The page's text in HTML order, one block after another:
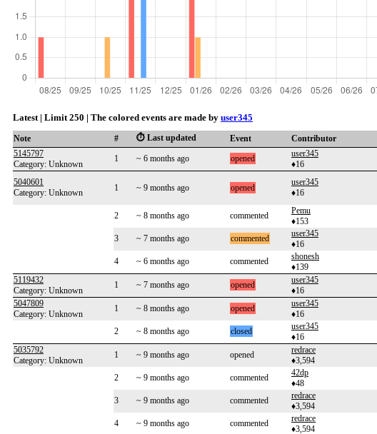
Latest | Limit 250 | The colored events are made by user345
Note # ⏱️ Last updated Event Contributor
5145797
Category: Unknown
1 ~ 6 months ago opened
user345
♦16
5040601
Category: Unknown
1 ~ 9 months ago opened
user345
♦16
2
~ 8 months ago commented
Pemu
♦153
3 ~ 7 months ago commented
user345
♦16
4 ~ 6 months ago commented
shonesh
♦139
5119432
Category: Unknown
1 ~ 7 months ago opened
user345
♦16
5047809
Category: Unknown
1 ~ 8 months ago opened
user345
♦16
2 ~ 8 months ago closed
user345
♦16
5035792
Category: Unknown
1 ~ 9 months ago opened
redrace
♦3,594
2
~ 9 months ago commented
42dp
♦48
3 ~ 9 months ago commented
redrace
♦3,594
4 ~ 9 months ago commented
redrace
♦3,594